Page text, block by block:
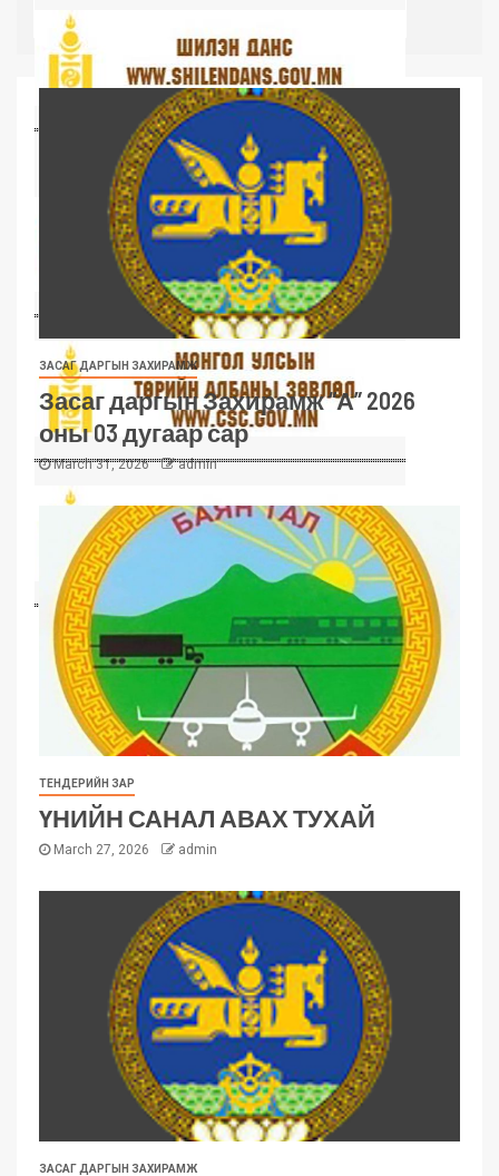
ЗАСАГ ДАРГЫН ЗАХИРАМЖ
Засаг даргын Захирамж “А” 2026
оны 03 дугаар сар
March 31, 2026 admin
ТЕНДЕРИЙН ЗАР
ҮНИЙН САНАЛ АВАХ ТУХАЙ
March 27, 2026 admin
ЗАСАГ ДАРГЫН ЗАХИРАМЖ